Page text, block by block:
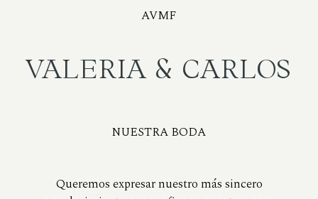
AVMF
VALERIA & CARLOS
NUESTRA BODA
Queremos expresar nuestro más sincero